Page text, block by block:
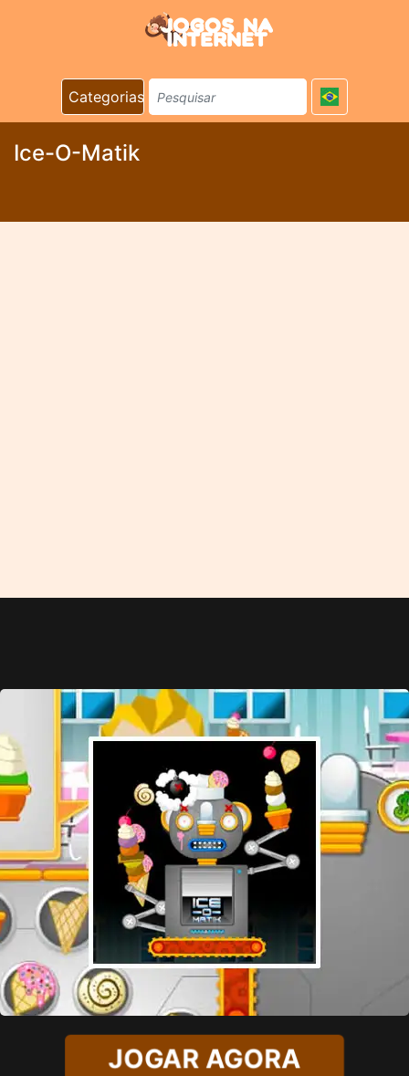
Categorias
Ice-O-Matik
JOGAR AGORA